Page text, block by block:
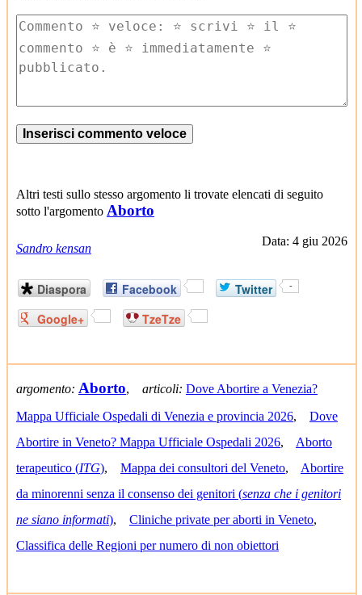
Altri testi sullo stesso argomento li trovate elencati di seguito
sotto l'argomento Aborto
Sandro kensan
Data: 4 giu 2026
Diaspora Facebook Twitter -
Google+ TzeTze
argomento: Aborto, articoli: Dove Abortire a Venezia?
Mappa Ufficiale Ospedali di Venezia e provincia 2026, Dove
Abortire in Veneto? Mappa Ufficiale Ospedali 2026, Aborto
terapeutico (ITG), Mappa dei consultori del Veneto, Abortire
da minorenni senza il consenso dei genitori (senza che i genitori
ne siano informati), Cliniche private per aborti in Veneto,
Classifica delle Regioni per numero di non obiettori